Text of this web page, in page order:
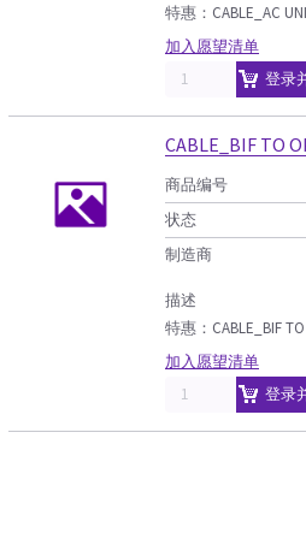
特惠：CABLE_AC
加入愿望清单
登录
CABLE_BIF TO
商品编号
状态
制造商
描述
特惠：CABLE_BIF
加入愿望清单
登录